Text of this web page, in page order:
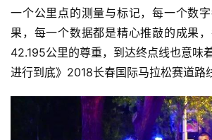
一个公里点的测量与标记，每一个数
果，每一个数据都是精心推敲的成果
42.195公里的尊重，到达终点线也意味
进行到底》2018长春国际马拉松赛道路